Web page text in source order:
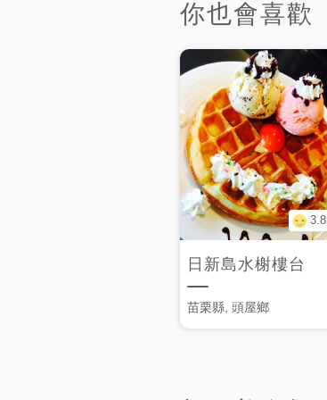
你也會喜歡
3.8
日新島水榭樓台
苗栗縣, 頭屋鄉